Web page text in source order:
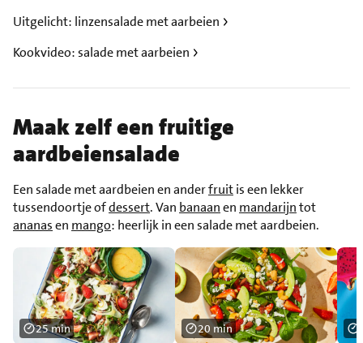
Uitgelicht: linzensalade met aarbeien
Kookvideo: salade met aarbeien
Maak zelf een fruitige
aardbeiensalade
Een salade met aardbeien en anderfruitis een lekker
tussendoortje ofdessert. Van banaanen mandarijntot
ananasen mango: heerlijk in een salade met aardbeien.
25 min 20 min